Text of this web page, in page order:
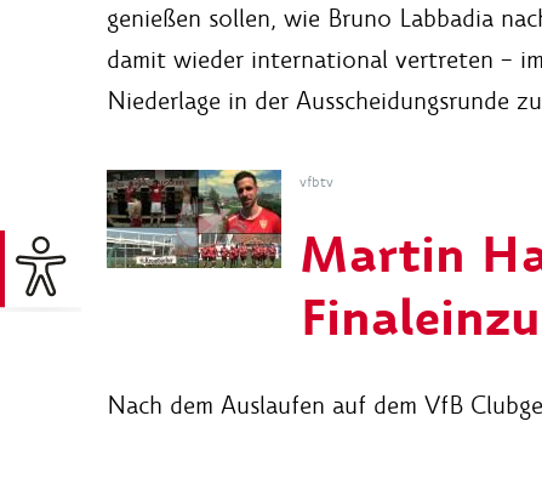
genießen sollen, wie Bruno Labbadia
damit wieder international vertreten –
Niederlage in der Ausscheidungsrunde
vfbtv
Martin
Nach dem Auslaufen auf dem VfB